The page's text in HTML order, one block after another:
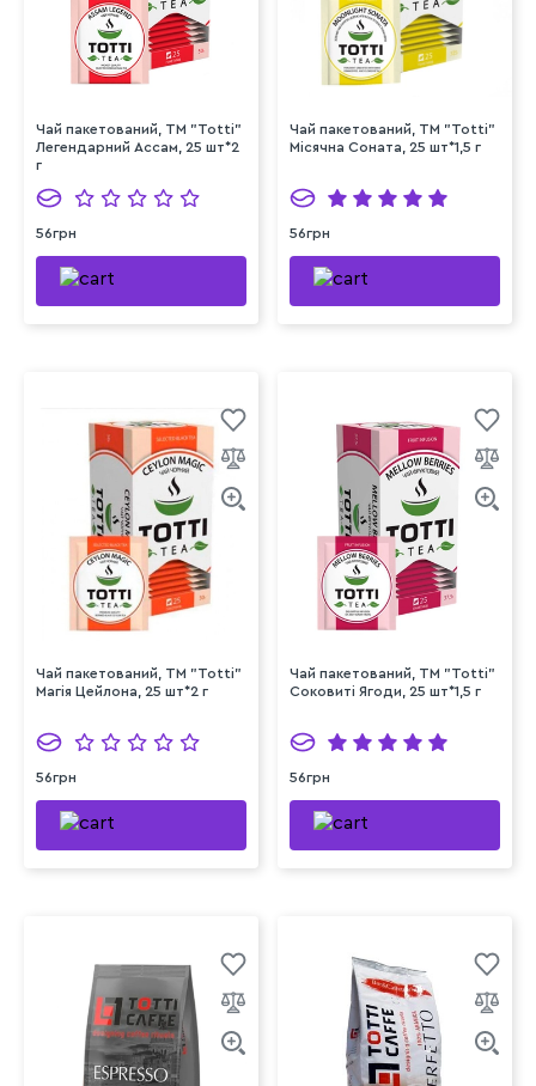
Чай пакетований, TM "Totti"
Легендарний Ассам, 25 шт*2
г
56грн
Чай пакетований, TM "Totti"
Місячна Соната, 25 шт*1,5 г
56грн
Чай пакетований, TM "Totti"
Магія Цейлона, 25 шт*2 г
56грн
Чай пакетований, TM "Totti"
Соковиті Ягоди, 25 шт*1,5 г
56грн